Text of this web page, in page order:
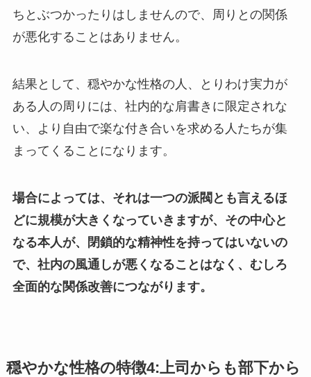
ちとぶつかったりはしませんので、周りとの関係
が悪化することはありません。
結果として、穏やかな性格の人、とりわけ実力が
ある人の周りには、社内的な肩書きに限定されな
い、より自由で楽な付き合いを求める人たちが集
まってくることになります。
場合によっては、それは一つの派閥とも言えるほ
どに規模が大きくなっていきますが、その中心と
なる本人が、閉鎖的な精神性を持ってはいないの
で、社内の風通しが悪くなることはなく、むしろ
全面的な関係改善につながります。
穏やかな性格の特徴4:上司からも部下から